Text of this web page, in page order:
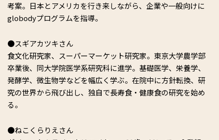
考案。日本とアメリカを行き来しながら、企業や一般向けに
globodyプログラムを指導。
●スギアカツキさん
食文化研究家、スーパーマーケット研究家。東京大学農学部
卒業後、同大学院医学系研究科に進学。基礎医学、栄養学、
発酵学、微生物学などを幅広く学ぶ。在院中に方針転換、研
究の世界から飛び出し、独自で長寿食・健康食の研究を始め
る。
●ねこくらりえさん